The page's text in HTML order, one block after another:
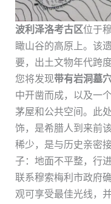
波利泽洛考古区位于
瞰山谷的高原上。该
要，出土文物年代跨
您将发现带有岩洞墓
中开凿而成，以及一
茅屋和公共空间。此
饰，是希腊人到来前
稀少，是与历史亲密
子：地面不平整，行
联系穆索梅利市政府
观可享受最佳光线，